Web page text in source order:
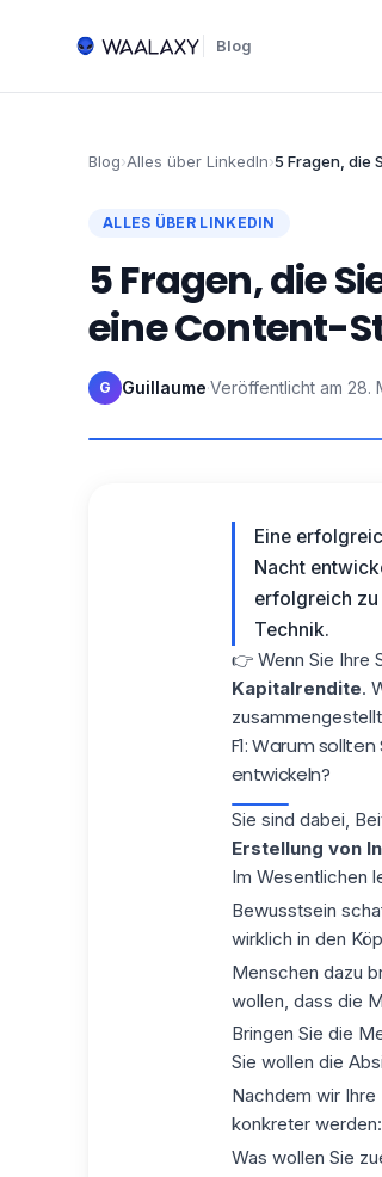
Blog
Blog›Alles über LinkedIn›5 Fragen, die
ALLES ÜBER LINKEDIN
5 Fragen, die
eine Content-
G Guillaume·Veröffentlicht am 28.
Eine
Nacht
erfolgreich zu
Technik.
👉 Wenn Sie Ihre
Kapitalrendite.
F1: Warum
entwickeln?
Sie sind dabei,
Erstellung von
Im Wesentlichen
Bewusstsein
wirklich in den
Menschen dazu
wollen, dass die
Bringen Sie die
Sie wollen die
Nachdem wir
konkreter werden:
Was wollen Sie